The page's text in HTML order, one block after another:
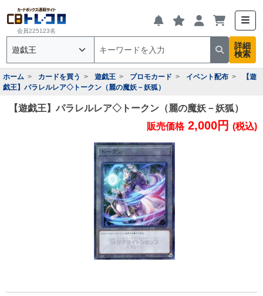
会員225123名
詳細
検索
ホーム カードを買う 遊戯王 プロモカード イベント配布
【遊
戯王】パラレルレア◇トークン（麗の魔妖－妖狐）
【遊戯王】パラレルレア◇トークン（麗の魔妖－妖狐）
販売価格 2,000円 (税込)